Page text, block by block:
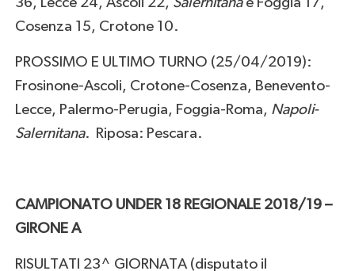
Cosenza 15, Crotone 10.
PROSSIMO E ULTIMO TURNO (25/04/2019):
Frosinone-Ascoli, Crotone-Cosenza, Benevento-
Lecce, Palermo-Perugia, Foggia-Roma, Napoli-
Salernitana. Riposa: Pescara.
CAMPIONATO UNDER 18 REGIONALE 2018/19 –
GIRONE A
RISULTATI 23^ GIORNATA (disputato il